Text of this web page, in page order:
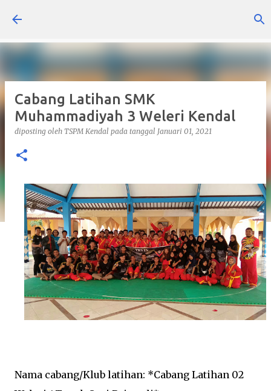
Cabang Latihan SMK
Muhammadiyah 3 Weleri Kendal
diposting oleh TSPM Kendal pada tanggal Januari 01, 2021
Nama cabang/Klub latihan: *Cabang Latihan 02